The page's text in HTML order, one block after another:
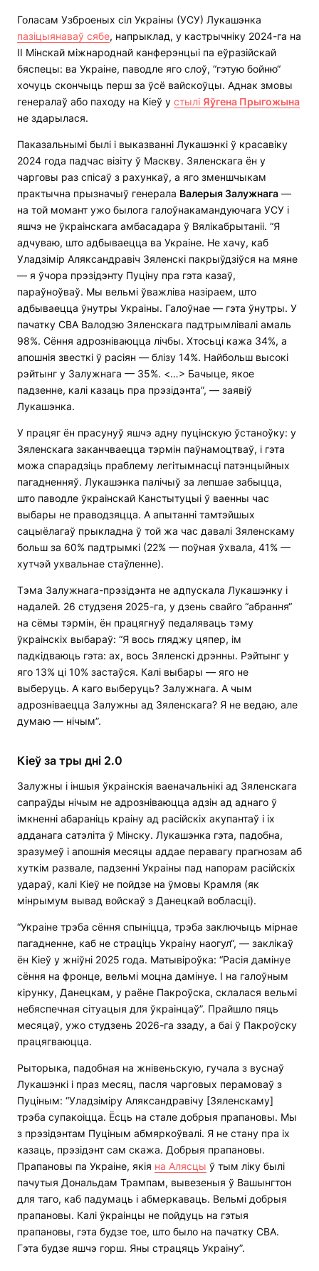
Голасам Узброеных сіл Украіны (УСУ) Лукашэнка
пазіцыянаваў сябе, напрыклад, у кастрычніку 2024-га на
II Мінскай міжнароднай канферэнцыі па еўразійскай
бяспецы: ва Украіне, паводле яго слоў, “гэтую бойню“
хочуць скончыць перш за ўсё вайскоўцы. Аднак змовы
генералаў або паходу на Кіеў у стылі Яўгена Прыгожына
не здарылася.
Паказальнымі былі і выказванні Лукашэнкі ў красавіку
2024 года падчас візіту ў Маскву. Зяленскага ён у
чарговы раз спісаў з рахункаў, а яго зменшчыкам
практычна прызначыў генерала Валерыя Залужнага —
на той момант ужо былога галоўнакамандуючага УСУ і
яшчэ не ўкраінскага амбасадара ў Вялікабрытаніі. “Я
адчуваю, што адбываецца ва Украіне. Не хачу, каб
Уладзімір Аляксандравіч Зяленскі пакрыўдзіўся на мяне
— я ўчора прэзідэнту Пуціну пра гэта казаў,
параўноўваў. Мы вельмі ўважліва назіраем, што
адбываецца ўнутры Украіны. Галоўнае — гэта ўнутры. У
пачатку СВА Валодзю Зяленскага падтрымлівалі амаль
98%. Сёння адрозніваюцца лічбы. Хтосьці кажа 34%, а
апошнія звесткі ў расіян — блізу 14%. Найбольш высокі
рэйтынг у Залужнага — 35%. <…> Бачыце, якое
падзенне, калі казаць пра прэзідэнта”, — заявіў
Лукашэнка.
У працяг ён прасунуў яшчэ адну пуцінскую ўстаноўку: у
Зяленскага заканчваецца тэрмін паўнамоцтваў, і гэта
можа спарадзіць праблему легітымнасці патэнцыйных
пагадненняў. Лукашэнка палічыў за лепшае забыцца,
што паводле ўкраінскай Канстытуцыі ў ваенны час
выбары не праводзяцца. А апытанні тамтэйшых
сацыёлагаў прыкладна ў той жа час давалі Зяленскаму
больш за 60% падтрымкі (22% — поўная ўхвала, 41% —
хутчэй ухвальнае стаўленне).
Тэма Залужнага-прэзідэнта не адпускала Лукашэнку і
надалей. 26 студзеня 2025-га, у дзень свайго “абрання“
на сёмы тэрмін, ён працягнуў педаляваць тэму
ўкраінскіх выбараў: “Я вось гляджу цяпер, ім
падкідваюць гэта: ах, вось Зяленскі дрэнны. Рэйтынг у
яго 13% ці 10% застаўся. Калі выбары — яго не
выберуць. А каго выберуць? Залужнага. А чым
адрозніваецца Залужны ад Зяленскага? Я не ведаю, але
думаю — нічым”.
Кіеў за тры дні 2.0
Залужны і іншыя ўкраінскія ваеначальнікі ад Зяленскага
сапраўды нічым не адрозніваюцца адзін ад аднаго ў
імкненні абараніць краіну ад расійскіх акупантаў і іх
адданага сатэліта ў Мінску. Лукашэнка гэта, падобна,
зразумеў і апошнія месяцы аддае перавагу прагнозам аб
хуткім развале, падзенні Украіны пад напорам расійскіх
удараў, калі Кіеў не пойдзе на ўмовы Крамля (як
мінрымум вывад войскаў з Данецкай вобласці).
“Украіне трэба сёння спыніцца, трэба заключыць мірнае
пагадненне, каб не страціць Украіну наогул“, — заклікаў
ён Кіеў у жніўні 2025 года. Матывіроўка: “Расія дамінуе
сёння на фронце, вельмі моцна дамінуе. І на галоўным
кірунку, Данецкам, у раёне Пакроўска, склалася вельмі
небяспечная сітуацыя для ўкраінцаў”. Прайшло пяць
месяцаў, ужо студзень 2026-га ззаду, а баі ў Пакроўску
працягваюцца.
Рыторыка, падобная на жнівеньскую, гучала з вуснаў
Лукашэнкі і праз месяц, пасля чарговых перамоваў з
Пуціным: “Уладзіміру Аляксандравічу [Зяленскаму]
трэба супакоіцца. Ёсць на стале добрыя прапановы. Мы
з прэзідэнтам Пуціным абмяркоўвалі. Я не стану пра іх
казаць, прэзідэнт сам скажа. Добрыя прапановы.
Прапановы па Украіне, якія на Алясцы ў тым ліку былі
пачутыя Дональдам Трампам, вывезеныя ў Вашынгтон
для таго, каб падумаць і абмеркаваць. Вельмі добрыя
прапановы. Калі ўкраінцы не пойдуць на гэтыя
прапановы, гэта будзе тое, што было на пачатку СВА.
Гэта будзе яшчэ горш. Яны страцяць Украіну”.